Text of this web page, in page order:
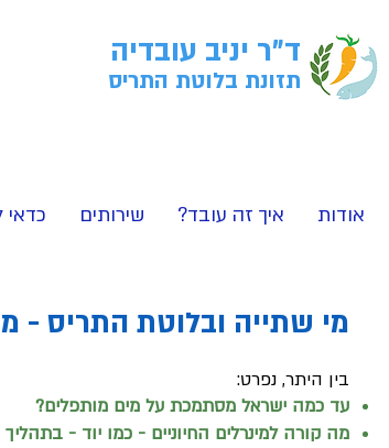
ד"ר יניב עובדיה
תזונת בלוטת התריס
אודות איך זה עובד? שירותים
מי שתייה ובלוטת התריס -
בין היתר, נפרט:
עד כמה ישראל מסתמכת על מים מותפלים?
מה קורה למינרלים החיוניים - כמו יוד -